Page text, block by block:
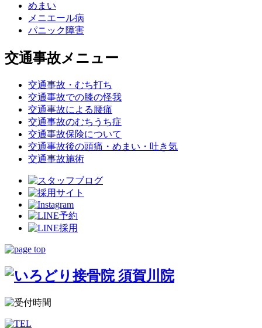
めまい
メニエール病
パニック障害
交通事故メニュー
交通事故・むち打ち
交通事故での膝の怪我
交通事故による腰痛
交通事故のむちうち症
交通事故保険について
交通事故後の頭痛・めまい・吐き気
交通事故施術